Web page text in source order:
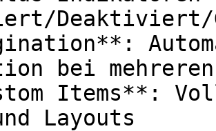
Deaktiviert/
bei
Items**:
Layouts